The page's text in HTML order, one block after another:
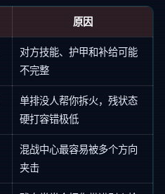
原因
对方技能、护甲和补给可能
不完整
单排没人帮你拆火，残状态
硬打容错极低
混战中心最容易被多个方向
夹击